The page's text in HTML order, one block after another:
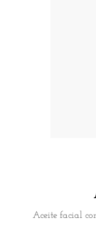
Aceite facial